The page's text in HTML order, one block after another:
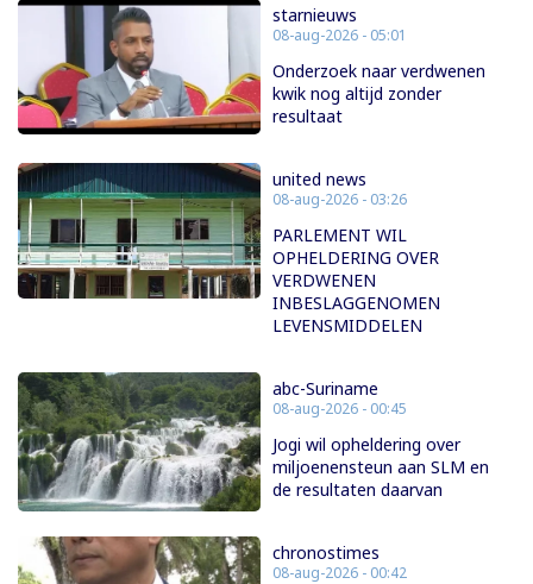
starnieuws
08-aug-2026 - 05:01
Onderzoek naar verdwenen
kwik nog altijd zonder
resultaat
united news
08-aug-2026 - 03:26
PARLEMENT WIL
OPHELDERING OVER
VERDWENEN
INBESLAGGENOMEN
LEVENSMIDDELEN
abc-Suriname
08-aug-2026 - 00:45
Jogi wil opheldering over
miljoenensteun aan SLM en
de resultaten daarvan
chronostimes
08-aug-2026 - 00:42